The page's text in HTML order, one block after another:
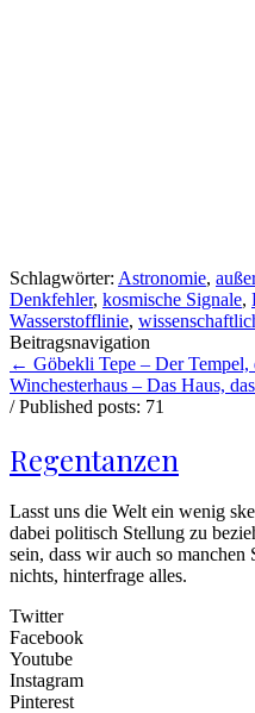
Schlagwörter: Astronomie,
Denkfehler, kosmische Signale,
Wasserstofflinie,
Beitragsnavigation
← Göbekli Tepe – Der Tempel,
Winchesterhaus – Das Haus,
/ Published posts: 71
Regentanzen
Lasst uns die Welt ein wenig
dabei politisch Stellung zu
sein, dass wir auch so
nichts, hinterfrage alles.
Twitter
Facebook
Youtube
Instagram
Pinterest